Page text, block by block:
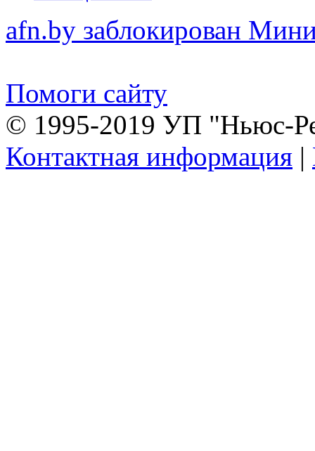
afn.by заблокирован
Помоги сайту
© 1995-2019 УП "Ньюс-
Контактная информация |